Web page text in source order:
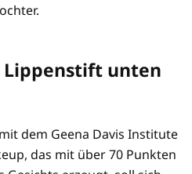
unten
dem Geena Davis Institute
das mit über 70 Punkten